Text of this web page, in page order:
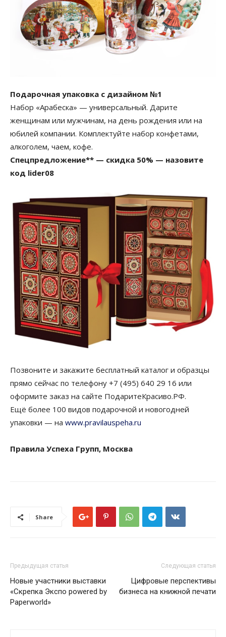
Подарочная упаковка с дизайном №1
Набор «Арабеска» — универсальный. Дарите
женщинам или мужчинам, на день рождения или на
юбилей компании. Комплектуйте набор конфетами,
алкоголем, чаем, кофе.
Спецпредложение** — скидка 50% — назовите
код lider08
Позвоните и закажите бесплатный каталог и образцы
прямо сейчас по телефону +7 (495) 640 29 16 или
оформите заказ на сайте ПодаритеКрасиво.РФ.
Ещё более 100 видов подарочной и новогодней
упаковки — на www.pravilauspeha.ru
Правила Успеха Групп, Москва
Share
Предыдущая статья
Новые участники выставки
«Скрепка Экспо powered by
Paperworld»
Следующая статья
Цифровые перспективы
бизнеса на книжной печати